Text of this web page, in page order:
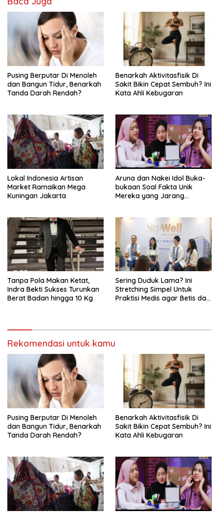
Pusing Berputar Di Menoleh
dan Bangun Tidur, Benarkah
Tanda Darah Rendah?
Benarkah Aktivitasfisik Di
Sakit Bikin Cepat Sembuh? Ini
Kata Ahli Kebugaran
Lokal Indonesia Artisan
Market Ramaikan Mega
Kuningan Jakarta
Aruna dan Nakei Idol Buka-
bukaan Soal Fakta Unik
Mereka yang Jarang
Tanpa Pola Makan Ketat,
Indra Bekti Sukses Turunkan
Berat Badan hingga 10 Kg
Sering Duduk Lama? Ini
Stretching Simpel Untuk
Praktisi Medis agar Betis dan
Rekomendasi untuk kamu
Pusing Berputar Di Menoleh
dan Bangun Tidur, Benarkah
Tanda Darah Rendah?
Benarkah Aktivitasfisik Di
Sakit Bikin Cepat Sembuh? Ini
Kata Ahli Kebugaran